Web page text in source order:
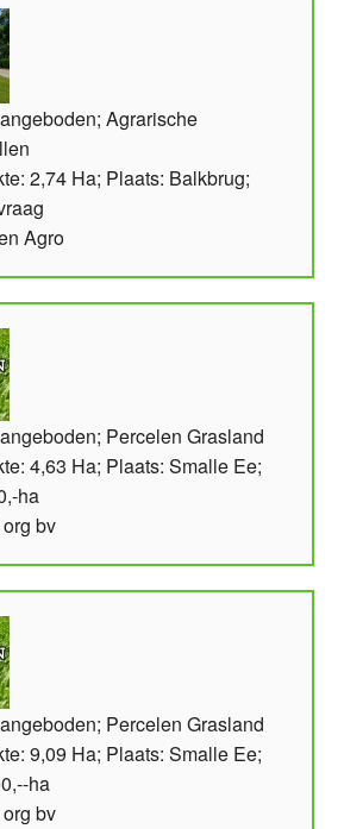
Agrarische
2,74 Ha; Plaats: Balkbrug;
Agro
Percelen Grasland
4,63 Ha; Plaats: Smalle Ee;
ha
bv
Percelen Grasland
9,09 Ha; Plaats: Smalle Ee;
ha
bv